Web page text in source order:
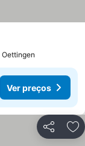
Oettingen
Ver preços
Partilhar